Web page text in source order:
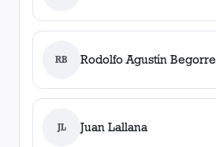
RB Rodolfo Agustín Begorre
JL Juan Lallana